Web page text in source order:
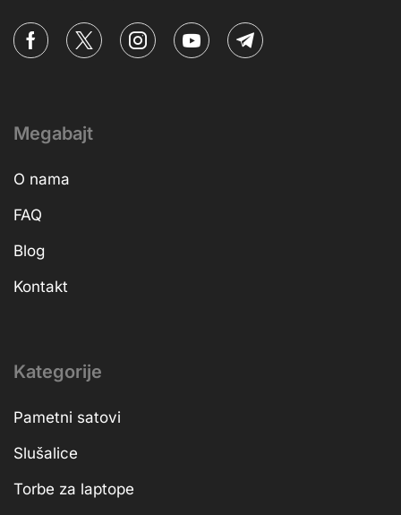
Megabajt
O nama
FAQ
Blog
Kontakt
Kategorije
Pametni satovi
Slušalice
Torbe za laptope